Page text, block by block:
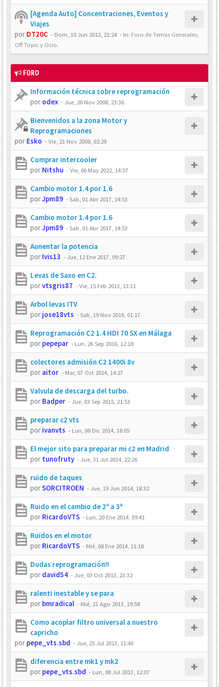
[Agenda Auto] Concentraciones, Eventos y
Viajes
por DT20C - Dom, 10 Jun 2012, 21:24 - In: Foro de Temas Generales,
Off Topic y Ocio.
FORO
Información técnica sobre reprogramación
por odex -Jue, 20 Nov 2008, 23:36
Bienvenidos a la zona Motor y
Reprogramaciones
por Esko -Vie, 21 Nov 2008, 02:29
Comprar intercooler
por Nitshu -Vie, 06 May 2022, 14:37
Cambio motor 1.4 por 1.6
porJpm89 -Sab, 01 Abr 2017, 14:53
Cambio motor 1.4 por 1.6
porJpm89 -Sab, 01 Abr 2017, 14:53
Aunentar la potencia
por Ivis13 -Jue, 12 Ene 2017, 09:27
Levas de Saxo en C2.
porvtsgris87 -Vie, 15 Feb 2013, 13:11
Arbol levas ITV
por jose18vts -Sab, 19 Nov 2016, 01:17
Reprogramación C2 1.4 HDI 70 SX en Málaga
por pepepar - Lun, 26 Sep 2016, 12:18
colectores admisión C2 1400i 8v
por aitor - Mar, 07 Oct 2014, 14:27
Valvula de descarga del turbo.
por Badper -Jue, 03 Sep 2015, 21:53
preparar c2 vts
por ivanvts - Lun, 08 Dic 2014, 18:05
El mejor sito para preparar mi c2 en Madrid
por tunofruty -Jue, 31 Jul 2014, 22:26
ruido de taques
porSORCITROEN -Jue, 19 Jun 2014, 18:32
Ruido en el cambio de 2ª a 3ª
por RicardoVTS - Lun, 20 Ene 2014, 09:41
Ruidos en el motor
por RicardoVTS - Mié, 08 Ene 2014, 11:18
Dudas reprogramación!!
por david54 -Jue, 03 Oct 2013, 23:32
ralenti inestable y se para
por bmradical - Mié, 21 Ago 2013, 19:58
Como acoplar filtro universal a nuestro
capricho
por pepe_vts.sbd -Jue, 25 Jul 2013, 11:40
diferencia entre mk1 y mk2
por pepe_vts.sbd - Lun, 08 Jul 2013, 12:07